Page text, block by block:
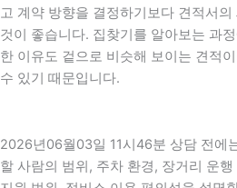
고 계약 방향을 결정하기보다 견적서
것이 좋습니다. 집찾기를 알아보는 과
한 이유도 겉으로 비슷해 보이는 견적
수 있기 때문입니다.
2026년06월03일 11시46분 상담 전에
할 사람의 범위, 주차 환경, 장거리 운